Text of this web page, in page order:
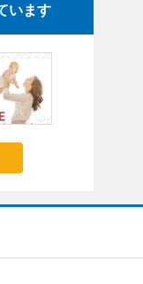
います